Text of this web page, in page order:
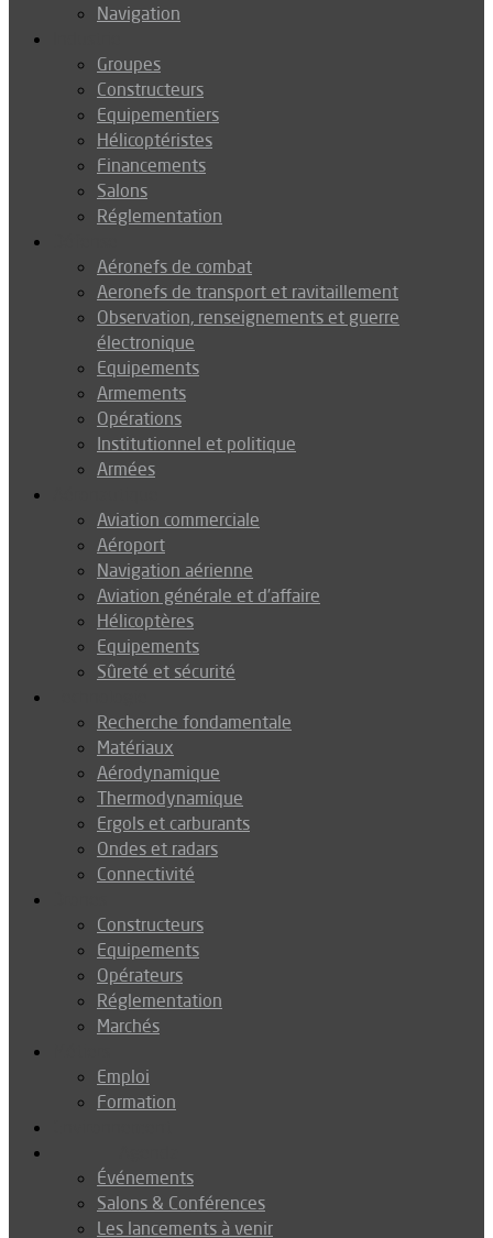
Navigation
Groupes
Constructeurs
Equipementiers
Hélicoptéristes
Financements
Salons
Réglementation
Aéronefs de combat
Aeronefs de transport et ravitaillement
Observation, renseignements et guerre
électronique
Equipements
Armements
Opérations
Institutionnel et politique
Armées
Aviation commerciale
Aéroport
Navigation aérienne
Aviation générale et d’affaire
Hélicoptères
Equipements
Sûreté et sécurité
Recherche fondamentale
Matériaux
Aérodynamique
Thermodynamique
Ergols et carburants
Ondes et radars
Connectivité
Constructeurs
Equipements
Opérateurs
Réglementation
Marchés
Emploi
Formation
Événements
Salons & Conférences
Les lancements à venir